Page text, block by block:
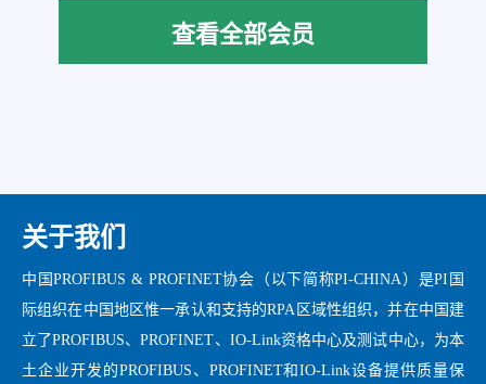
查看全部会员
关于我们
中国PROFIBUS & PROFINET协会（以下简称PI-CHINA）是PI国
际组织在中国地区惟一承认和支持的RPA区域性组织，并在中国建
立了PROFIBUS、PROFINET、IO-Link资格中心及测试中心，为本
土企业开发的PROFIBUS、PROFINET和IO-Link设备提供质量保